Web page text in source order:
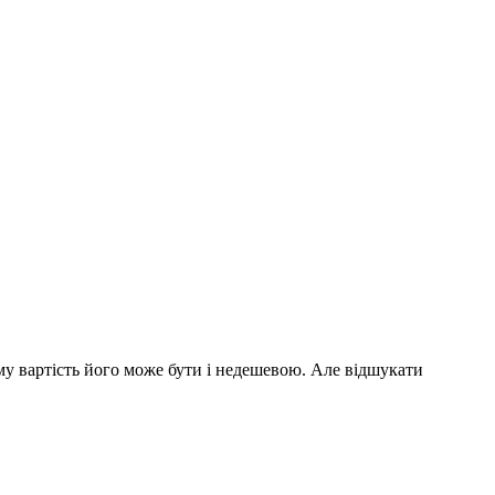
вартість його може бути і недешевою. Але відшукати